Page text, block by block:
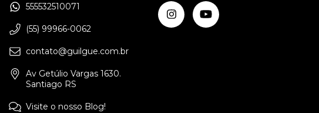
555532510071
(55) 99966-0062
contato@guilgue.com.br
Av Getúlio Vargas 1630.
Santiago RS
Visite o nosso Blog!